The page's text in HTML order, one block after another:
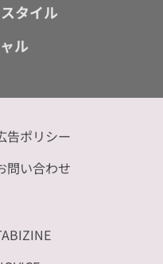
タイル
ル
告ポリシー
問い合わせ